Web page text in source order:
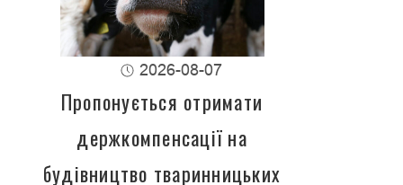
2026-08-07
Пропонується отримати
держкомпенсації на
будівництво тваринницьких